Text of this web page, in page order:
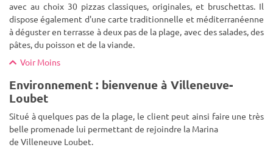
avec au choix 30 pizzas classiques, originales, et bruschettas. Il
dispose également d'une carte traditionnelle et méditerranéenne
à déguster en terrasse à deux pas de la plage, avec des salades, des
pâtes, du poisson et de la viande.
Voir Moins
Environnement : bienvenue à Villeneuve-
Loubet
Situé à quelques pas de la plage, le client peut ainsi faire une très
belle promenade lui permettant de rejoindre la Marina
de Villeneuve Loubet.